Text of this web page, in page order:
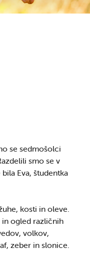
se sedmošolci
smo se v
Eva, študentka
kosti in oleve.
in ogled različnih
volkov,
zeber in slonice.